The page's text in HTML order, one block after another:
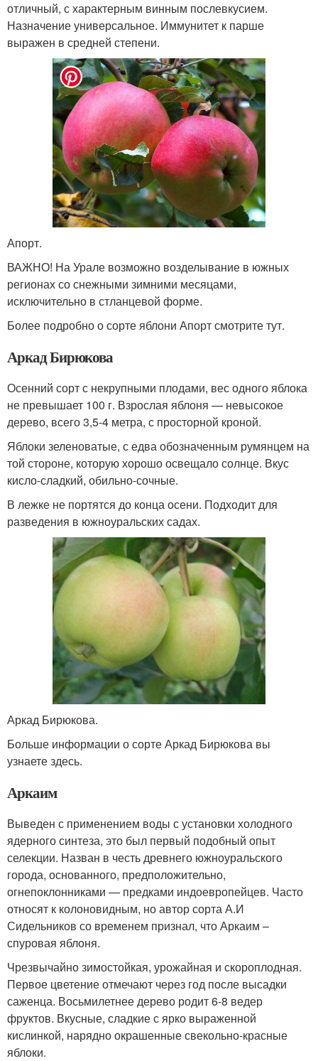
отличный, с характерным винным послевкусием.
Назначение универсальное. Иммунитет к парше
выражен в средней степени.
Апорт.
ВАЖНО! На Урале возможно возделывание в южных
регионах со снежными зимними месяцами,
исключительно в стланцевой форме.
Более подробно о сорте яблони Апорт смотрите тут.
Аркад Бирюкова
Осенний сорт с некрупными плодами, вес одного яблока
не превышает 100 г. Взрослая яблоня — невысокое
дерево, всего 3,5-4 метра, с просторной кроной.
Яблоки зеленоватые, с едва обозначенным румянцем на
той стороне, которую хорошо освещало солнце. Вкус
кисло-сладкий, обильно-сочные.
В лежке не портятся до конца осени. Подходит для
разведения в южноуральских садах.
Аркад Бирюкова.
Больше информации о сорте Аркад Бирюкова вы
узнаете здесь.
Аркаим
Выведен с применением воды с установки холодного
ядерного синтеза, это был первый подобный опыт
селекции. Назван в честь древнего южноуральского
города, основанного, предположительно,
огнепоклонниками — предками индоевропейцев. Часто
относят к колоновидным, но автор сорта А.И
Сидельников со временем признал, что Аркаим –
спуровая яблоня.
Чрезвычайно зимостойкая, урожайная и скороплодная.
Первое цветение отмечают через год после высадки
саженца. Восьмилетнее дерево родит 6-8 ведер
фруктов. Вкусные, сладкие с ярко выраженной
кислинкой, нарядно окрашенные свекольно-красные
яблоки.